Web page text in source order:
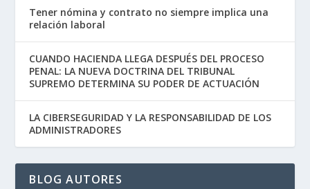
Tener nómina y contrato no siempre implica una
relación laboral
CUANDO HACIENDA LLEGA DESPUÉS DEL PROCESO
PENAL: LA NUEVA DOCTRINA DEL TRIBUNAL
SUPREMO DETERMINA SU PODER DE ACTUACIÓN
LA CIBERSEGURIDAD Y LA RESPONSABILIDAD DE LOS
ADMINISTRADORES
BLOG AUTORES